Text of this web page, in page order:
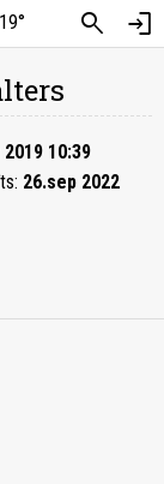
search login
10:39
26.sep 2022